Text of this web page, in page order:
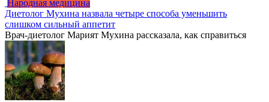
Народная медицина
Диетолог Мухина назвала четыре способа уменьшить
слишком сильный аппетит
Врач-диетолог Марият Мухина рассказала, как справиться